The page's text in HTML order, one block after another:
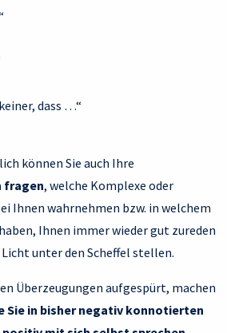
dass …“
können Sie auch Ihre
fragen, welche Komplexe oder
Ihnen wahrnehmen bzw. in welchem
Ihnen immer wieder gut zureden
unter den Scheffel stellen.
Überzeugungen aufgespürt, machen
Sie in bisher negativ konnotierten